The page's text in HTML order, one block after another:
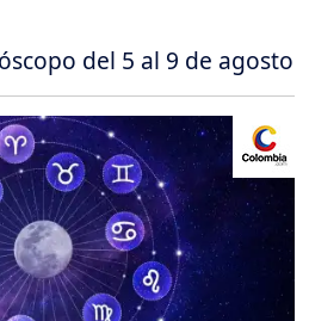
del 5 al 9 de agosto